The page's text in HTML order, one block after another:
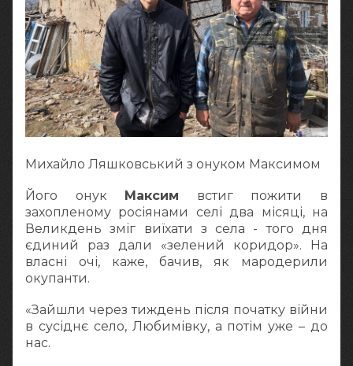
Михайло Ляшковський з онуком Максимом
Його онук Максим встиг пожити в
захопленому росіянами селі два місяці, на
Великдень зміг виїхати з села - того дня
єдиний раз дали «зелений коридор». На
власні очі, каже, бачив, як мародерили
окупанти.
«Зайшли через тиждень після початку війни
в сусіднє село, Любимівку, а потім уже – до
нас.